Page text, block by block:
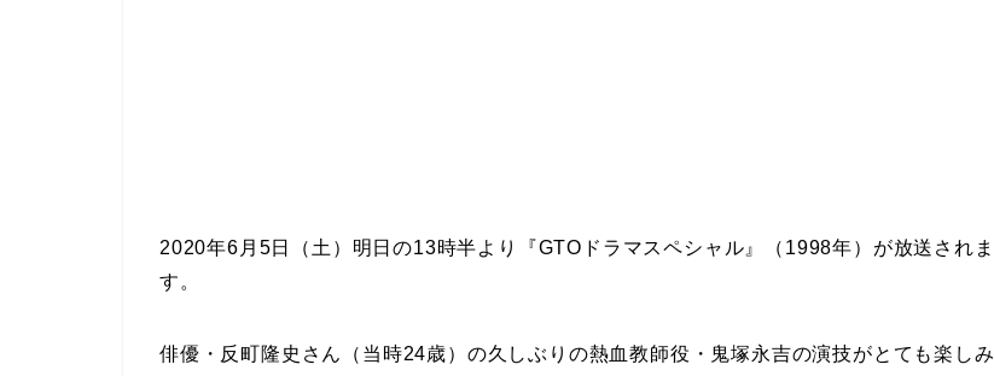
2020年6月5日（土）明日の13時半より『GTOドラマスペシャル』（1998年）が放送されま
す。
俳優・反町隆史さん（当時24歳）の久しぶりの熱血教師役・鬼塚永吉の演技がとても楽しみ